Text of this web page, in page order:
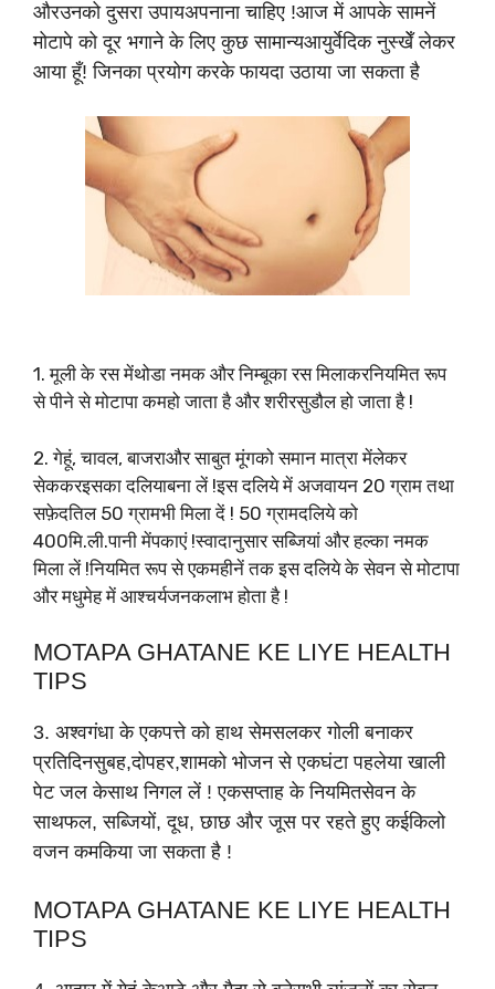
औरउनको दुसरा उपायअपनाना चाहिए !आज में आपके सामनें
मोटापे को दूर भगाने के लिए कुछ सामान्यआयुर्वेदिक नुस्खेँ लेकर
आया हूँ! जिनका प्रयोग करके फायदा उठाया जा सकता है
1. मूली के रस मेंथोडा नमक और निम्बूका रस मिलाकरनियमित रूप
से पीने से मोटापा कमहो जाता है और शरीरसुडौल हो जाता है !
2. गेहूं, चावल, बाजराऔर साबुत मूंगको समान मात्रा मेंलेकर
सेककरइसका दलियाबना लें !इस दलिये में अजवायन 20 ग्राम तथा
सफ़ेदतिल 50 ग्रामभी मिला दें ! 50 ग्रामदलिये को
400मि.ली.पानी मेंपकाएं !स्वादानुसार सब्जियां और हल्का नमक
मिला लें !नियमित रूप से एकमहीनें तक इस दलिये के सेवन से मोटापा
और मधुमेह में आश्चर्यजनकलाभ होता है !
MOTAPA GHATANE KE LIYE HEALTH
TIPS
3. अश्वगंधा के एकपत्ते को हाथ सेमसलकर गोली बनाकर
प्रतिदिनसुबह,दोपहर,शामको भोजन से एकघंटा पहलेया खाली
पेट जल केसाथ निगल लें ! एकसप्ताह के नियमितसेवन के
साथफल, सब्जियों, दूध, छाछ और जूस पर रहते हुए कईकिलो
वजन कमकिया जा सकता है !
MOTAPA GHATANE KE LIYE HEALTH
TIPS